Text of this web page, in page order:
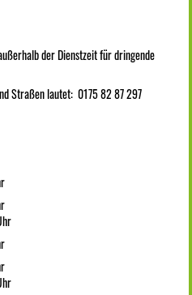
der Dienstzeit für dringende
Straßen lautet: 0175 82 87 297